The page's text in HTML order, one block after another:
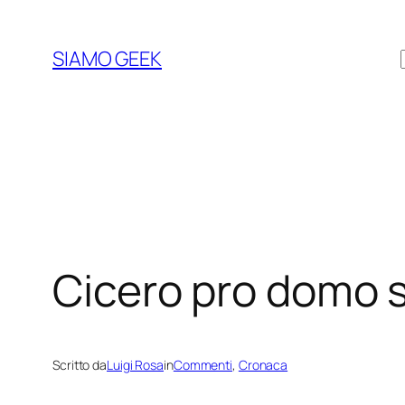
contenuto
SIAMO GEEK
Cicero pro domo
Scritto daLuigi RosainCommenti, Cronaca